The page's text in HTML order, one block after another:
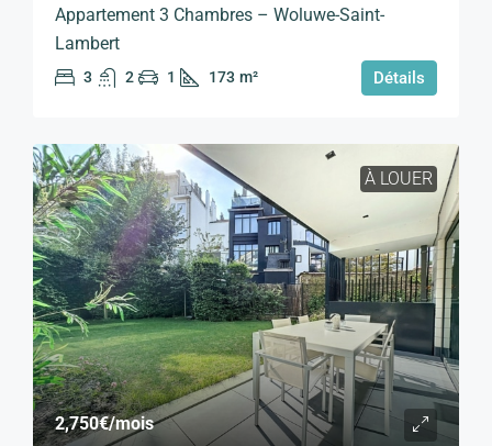
Appartement 3 Chambres – Woluwe-Saint-
Lambert
3 2 1 173 m² Détails
À LOUER
2,750€/mois